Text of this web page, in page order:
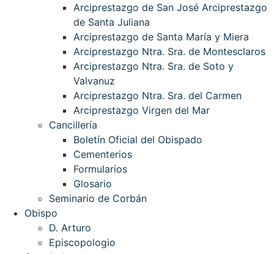
Arciprestazgo de San José Arciprestazgo
de Santa Juliana
Arciprestazgo de Santa María y Miera
Arciprestazgo Ntra. Sra. de Montesclaros
Arciprestazgo Ntra. Sra. de Soto y
Valvanuz
Arciprestazgo Ntra. Sra. del Carmen
Arciprestazgo Virgen del Mar
Cancillería
Boletín Oficial del Obispado
Cementerios
Formularios
Glosario
Seminario de Corbán
Obispo
D. Arturo
Episcopologio